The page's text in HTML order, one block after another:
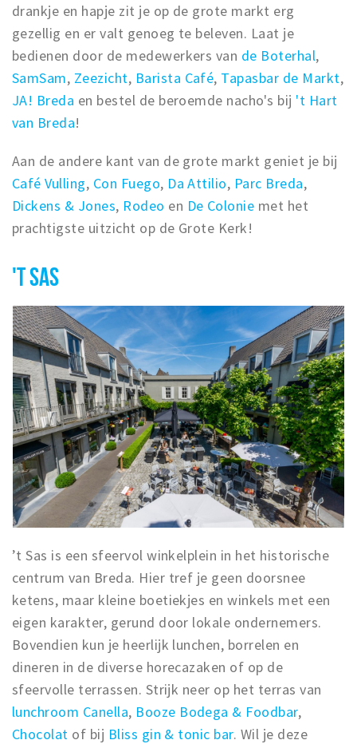
drankje en hapje zit je op de grote markt erg
gezellig en er valt genoeg te beleven. Laat je
bedienen door de medewerkers van de Boterhal,
SamSam, Zeezicht, Barista Café, Tapasbar de Markt,
JA! Breda en bestel de beroemde nacho's bij 't Hart
van Breda!
Aan de andere kant van de grote markt geniet je bij
Café Vulling, Con Fuego, Da Attilio, Parc Breda,
Dickens & Jones, Rodeo en De Colonie met het
prachtigste uitzicht op de Grote Kerk!
'T SAS
’t Sas is een sfeervol winkelplein in het historische
centrum van Breda. Hier tref je geen doorsnee
ketens, maar kleine boetiekjes en winkels met een
eigen karakter, gerund door lokale ondernemers.
Bovendien kun je heerlijk lunchen, borrelen en
dineren in de diverse horecazaken of op de
sfeervolle terrassen. Strijk neer op het terras van
lunchroom Canella, Booze Bodega & Foodbar,
Chocolat of bij Bliss gin & tonic bar. Wil je deze